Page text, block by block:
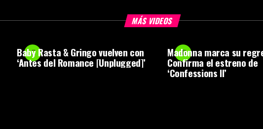
MÁS VIDEOS
Baby Rasta & Gringo vuelven con
‘Antes del Romance [Unplugged]’
Madonna marca su
Confirma el estreno de
‘Confessions II’